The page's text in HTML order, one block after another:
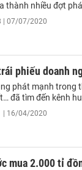
thành nhiều đợt
| 07/07/2020
phiếu doanh
phát mạnh trong
đã tìm đến kênh
| 16/04/2020
mua 2.000 tỉ